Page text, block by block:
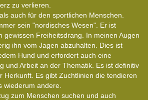
zu verlieren.
auch für den sportlichen Menschen.
sein "nordisches Wesen". Er ist
gewissen Freiheitsdrang. In meinen Augen
ihn vom Jagen abzuhalten. Dies ist
Hund und erfordert auch eine
und Arbeit an der Thematik. Es ist definitiv
Herkunft. Es gibt Zuchtlinien die tendieren
wiederum andere.
zum Menschen suchen und auch